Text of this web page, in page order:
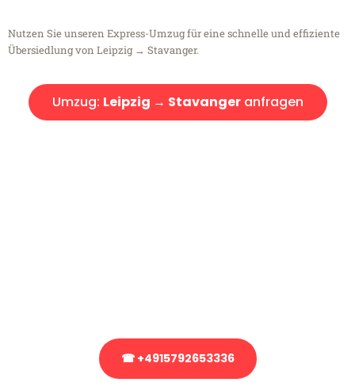
Nutzen Sie unseren Express-Umzug für eine schnelle und effiziente
Übersiedlung von Leipzig → Stavanger.
Umzug: Leipzig → Stavangeranfragen
☎ +4915792653336